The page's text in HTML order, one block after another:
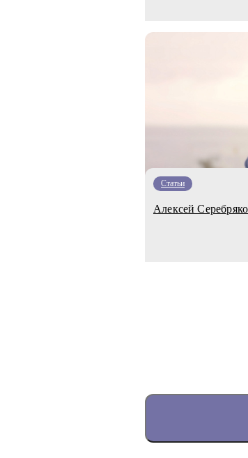
Статьи
Алексей